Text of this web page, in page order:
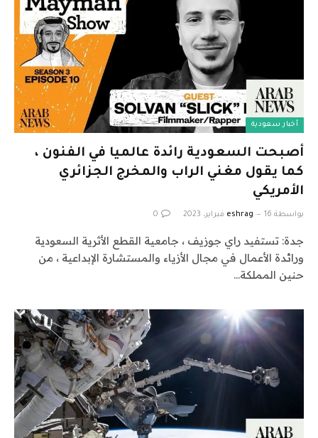
أخبار سعودية
أصبحت السعودية رائدة عالميا في الفنون ،
كما يقول مغني الراب والمخرج الجزائري
الأمريكي
بواسطة eshrag 16 فبراير، 2023 0
جدة: تستفيد راي جوزيف ، جامعية القطع الأثرية السعودية
ورائدة الأعمال في مجال الأزياء والمستشارة الإبداعية ، من
حنين المملكة…